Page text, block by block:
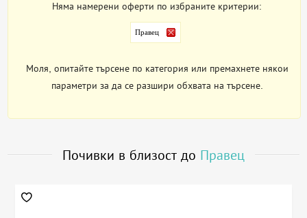
Няма намерени оферти по избраните критерии:
Правец
Моля, опитайте търсене по категория или премахнете някои
параметри за да се разшири обхвата на търсене.
Почивки в близост до Правец